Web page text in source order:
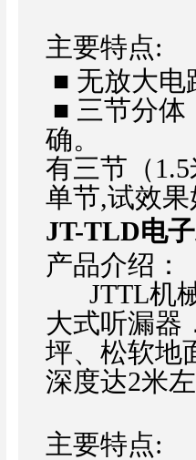
主要特点:
■ 无放大
■ 三节分体
确。
有三节（
单节,试效
JT-TLD电
产品介绍：
JTTL机械
大式听漏器
坪、松软地
深度达2米
主要特点: